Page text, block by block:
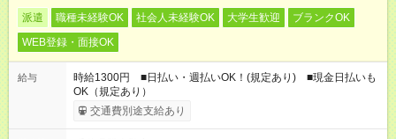
派遣 職種未経験OK 社会人未経験OK 大学生歓迎
ブランクOK
WEB登録・面接OK
給与
時給1300円 ■日払い・週払いOK！(規定あり) ■現金日払いも
OK（規定あり）
交通費別途支給あり